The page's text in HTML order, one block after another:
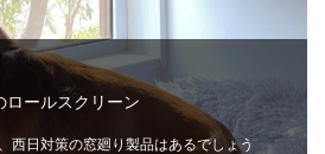
ロールスクリーン
西日対策の窓廻り製品はあるでしょう